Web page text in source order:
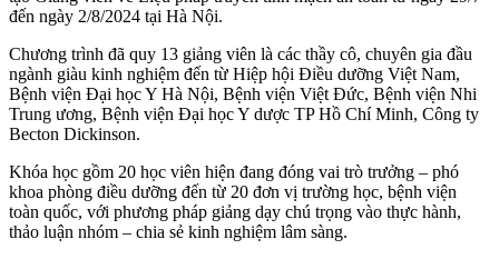
đến ngày 2/8/2024 tại Hà Nội.
Chương trình đã quy 13 giảng viên là các thầy cô, chuyên gia đầu
ngành giàu kinh nghiệm đến từ Hiệp hội Điều dưỡng Việt Nam,
Bệnh viện Đại học Y Hà Nội, Bệnh viện Việt Đức, Bệnh viện Nhi
Trung ương, Bệnh viện Đại học Y dược TP Hồ Chí Minh, Công ty
Becton Dickinson.
Khóa học gồm 20 học viên hiện đang đóng vai trò trưởng – phó
khoa phòng điều dưỡng đến từ 20 đơn vị trường học, bệnh viện
toàn quốc, với phương pháp giảng dạy chú trọng vào thực hành,
thảo luận nhóm – chia sẻ kinh nghiệm lâm sàng.